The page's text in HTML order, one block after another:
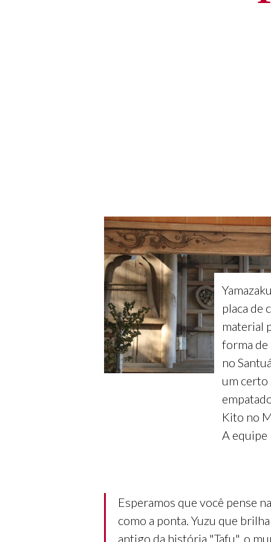
placa de
material
forma de
no
um certo
Kito no
A equipe
Esperamos que você pense
como a ponta. Yuzu que
antigo da história "Tafu", o